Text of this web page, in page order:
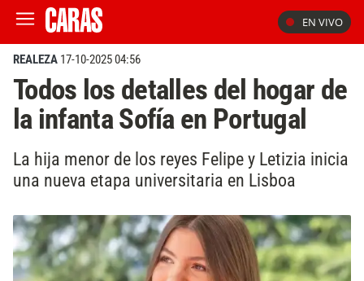
EN VIVO
REALEZA 17-10-2025 04:56
Todos los detalles del hogar de
la infanta Sofía en Portugal
La hija menor de los reyes Felipe y Letizia inicia
una nueva etapa universitaria en Lisboa